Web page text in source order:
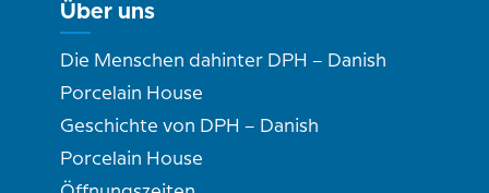
Über uns
Die Menschen dahinter DPH – Danish
Porcelain House
Geschichte von DPH – Danish
Porcelain House